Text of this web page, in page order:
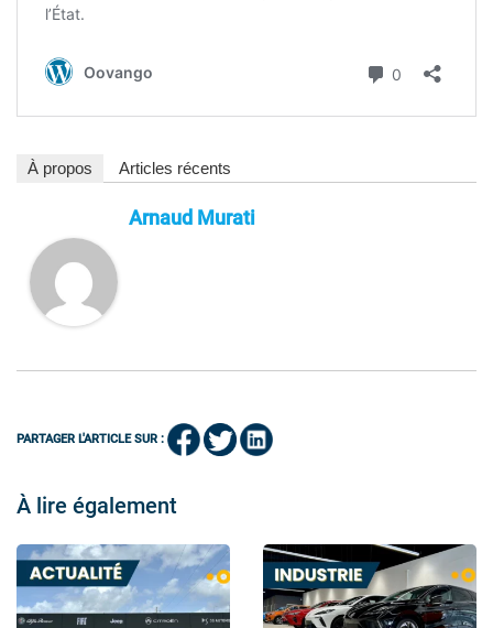
À propos Articles récents
Arnaud Murati
PARTAGER L'ARTICLE SUR :
À lire également